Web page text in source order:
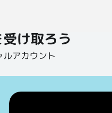
け取ろう
アカウント